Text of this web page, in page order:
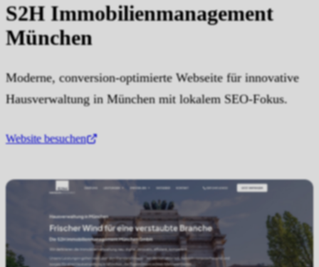
S2H Immobilienmanagement
München
Moderne, conversion-optimierte Webseite für innovative
Hausverwaltung in München mit lokalem SEO-Fokus.
Website besuchen